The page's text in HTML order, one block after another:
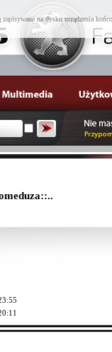
na dysku urządzenia